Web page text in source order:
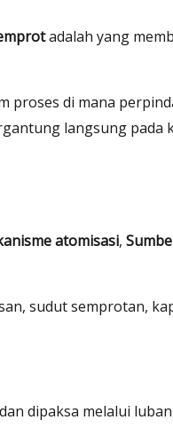
adalah yang
proses di mana
langsung pada
atomisasi,
sudut semprotan,
dipaksa melalui